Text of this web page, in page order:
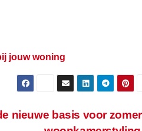
jouw woning
nieuwe basis voor